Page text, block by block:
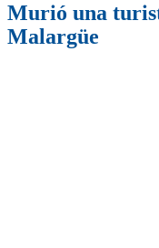
Murió una
Malargüe